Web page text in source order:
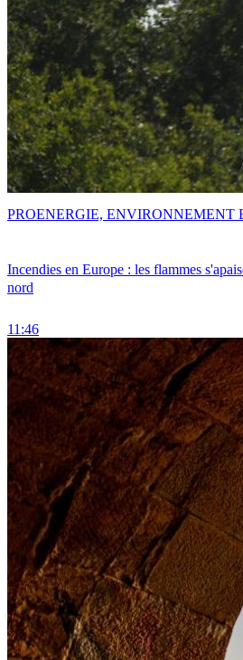
Incendies en Europe : les flammes
nord
11:46
PROENERGIE, ENVIRONNEMENT